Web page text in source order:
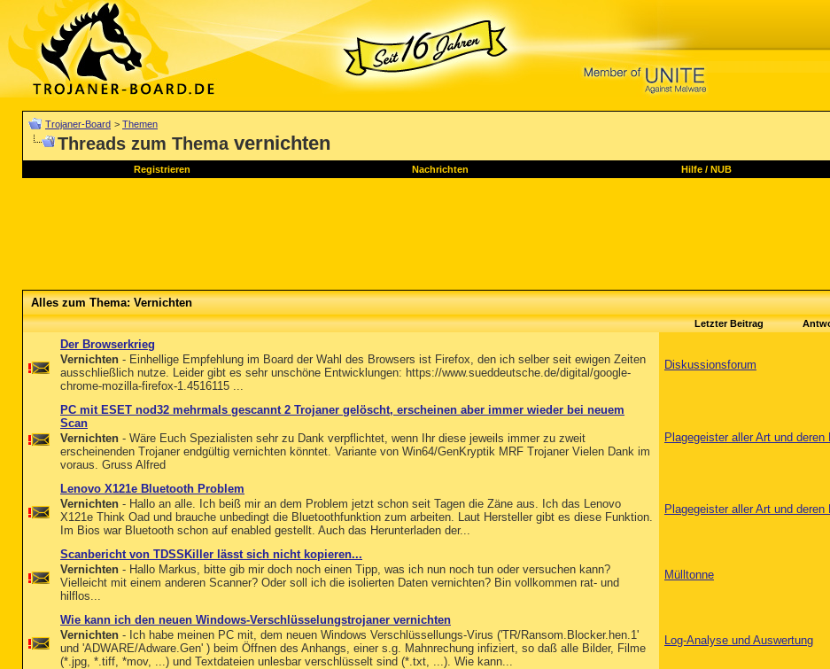
Trojaner-Board > Themen
Threads zum Thema vernichten
Registrieren Nachrichten Hilfe/ NUB
Alles zum Thema: Vernichten
Letzter Beitrag
Der Browserkrieg
Vernichten - Einhellige Empfehlung im Board der Wahl des Browsers ist Firefox, den ich selber seit ewigen Zeiten
ausschließlich nutze. Leider gibt es sehr unschöne Entwicklungen: https://www.sueddeutsche.de/digital/google-
chrome-mozilla-firefox-1.4516115 ...
Diskussionsforum
PC mit ESET nod32 mehrmals gescannt 2 Trojaner gelöscht, erscheinen aber immer wieder bei neuem
Scan
Vernichten - Wäre Euch Spezialisten sehr zu Dank verpflichtet, wenn Ihr diese jeweils immer zu zweit
erscheinenden Trojaner endgültig vernichten könntet. Variante von Win64/GenKryptik MRF Trojaner Vielen Dank im
voraus. Gruss Alfred
Plagegeister aller Art und deren
Lenovo X121e Bluetooth Problem
Vernichten - Hallo an alle. Ich beiß mir an dem Problem jetzt schon seit Tagen die Zäne aus. Ich das Lenovo
X121e Think Oad und brauche unbedingt die Bluetoothfunktion zum arbeiten. Laut Hersteller gibt es diese Funktion.
Im Bios war Bluetooth schon auf enabled gestellt. Auch das Herunterladen der...
Plagegeister aller Art und deren
Scanbericht von TDSSKiller lässt sich nicht kopieren...
Vernichten - Hallo Markus, bitte gib mir doch noch einen Tipp, was ich nun noch tun oder versuchen kann?
Vielleicht mit einem anderen Scanner? Oder soll ich die isolierten Daten vernichten? Bin vollkommen rat- und
hilflos...
Mülltonne
Wie kann ich den neuen Windows-Verschlüsselungstrojaner vernichten
Vernichten - Ich habe meinen PC mit, dem neuen Windows Verschlüssellungs-Virus ('TR/Ransom.Blocker.hen.1'
und 'ADWARE/Adware.Gen' ) beim Öffnen des Anhangs, einer s.g. Mahnrechung infiziert, so daß alle Bilder, Filme
(*.jpg, *.tiff, *mov, ...) und Textdateien unlesbar verschlüsselt sind (*.txt, ...). Wie kann...
Log-Analyse und Auswertung